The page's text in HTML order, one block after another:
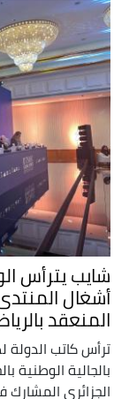
شايب يترأس
المنعقد بالرياض
ترأس كاتب الدولة
بالجالية الوطنية
الجزائري